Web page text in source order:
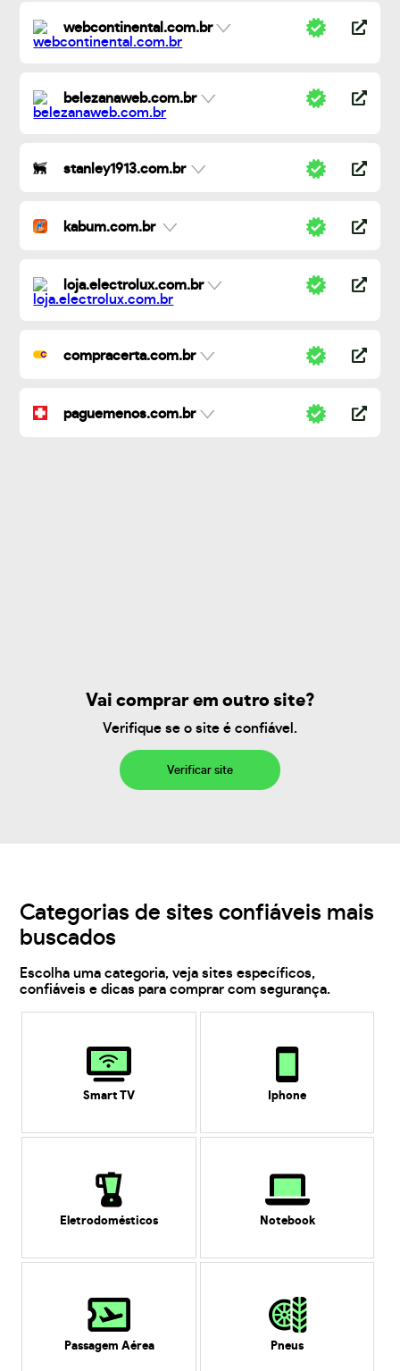
webcontinental.com.br
belezanaweb.com.br
stanley1913.com.br
kabum.com.br
loja.electrolux.com.br
compracerta.com.br
paguemenos.com.br
Vai comprar em outro site?
Verifique se o site é confiável.
Verificar site
Categorias de sites confiáveis mais
buscados
Escolha uma categoria, veja sites específicos,
confiáveis e dicas para comprar com segurança.
Smart TV Iphone
Eletrodomésticos Notebook
Passagem Aérea Pneus